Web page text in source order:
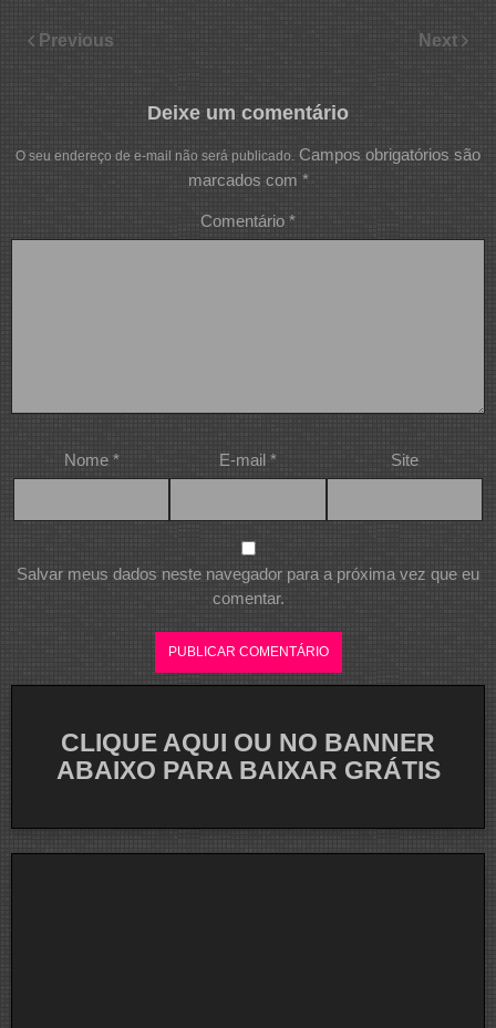
Previous Next
Deixe um comentário
O seu endereço de e-mail não será publicado. Campos obrigatórios são
marcados com *
Comentário *
Nome * E-mail * Site
Salvar meus dados neste navegador para a próxima vez que eu
comentar.
CLIQUE AQUI OU NO BANNER
ABAIXO PARA BAIXAR GRÁTIS